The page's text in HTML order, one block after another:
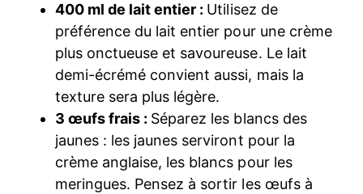
400 ml de lait entier : Utilisez de
préférence du lait entier pour une crème
plus onctueuse et savoureuse. Le lait
demi-écrémé convient aussi, mais la
texture sera plus légère.
3 œufs frais : Séparez les blancs des
jaunes : les jaunes serviront pour la
crème anglaise, les blancs pour les
meringues. Pensez à sortir les œufs à